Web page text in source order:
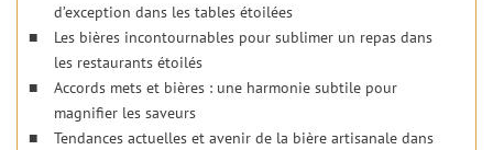
d’exception dans les tables étoilées
Les bières incontournables pour sublimer un repas dans
les restaurants étoilés
Accords mets et bières : une harmonie subtile pour
magnifier les saveurs
Tendances actuelles et avenir de la bière artisanale dans